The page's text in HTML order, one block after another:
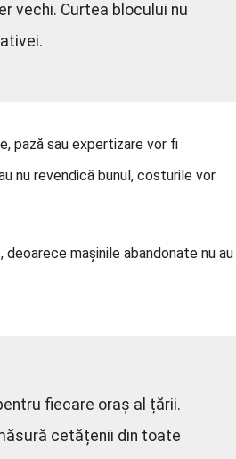
vechi. Curtea blocului nu
pază sau expertizare vor fi
nu revendică bunul, costurile vor
mașinile abandonate nu au
fiecare oraș al țării.
cetățenii din toate